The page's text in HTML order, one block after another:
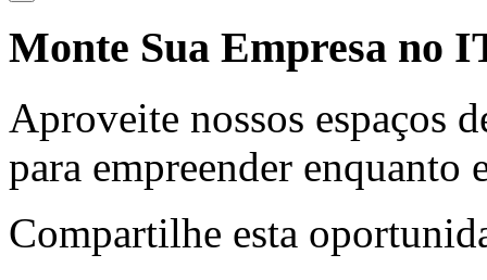
Monte Sua Empresa no
Aproveite nossos espaços
para empreender enquanto
Compartilhe esta